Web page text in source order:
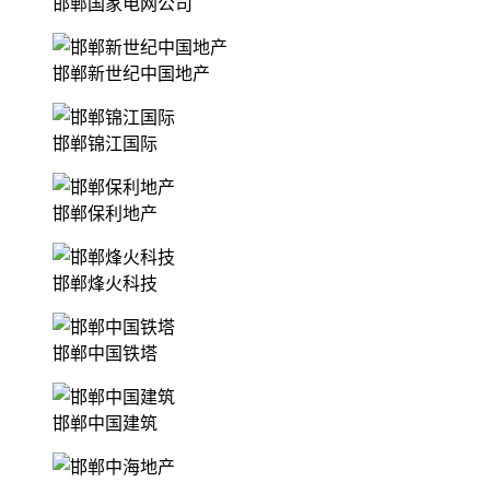
邯郸新世纪中国地产
邯郸锦江国际
邯郸保利地产
邯郸烽火科技
邯郸中国铁塔
邯郸中国建筑